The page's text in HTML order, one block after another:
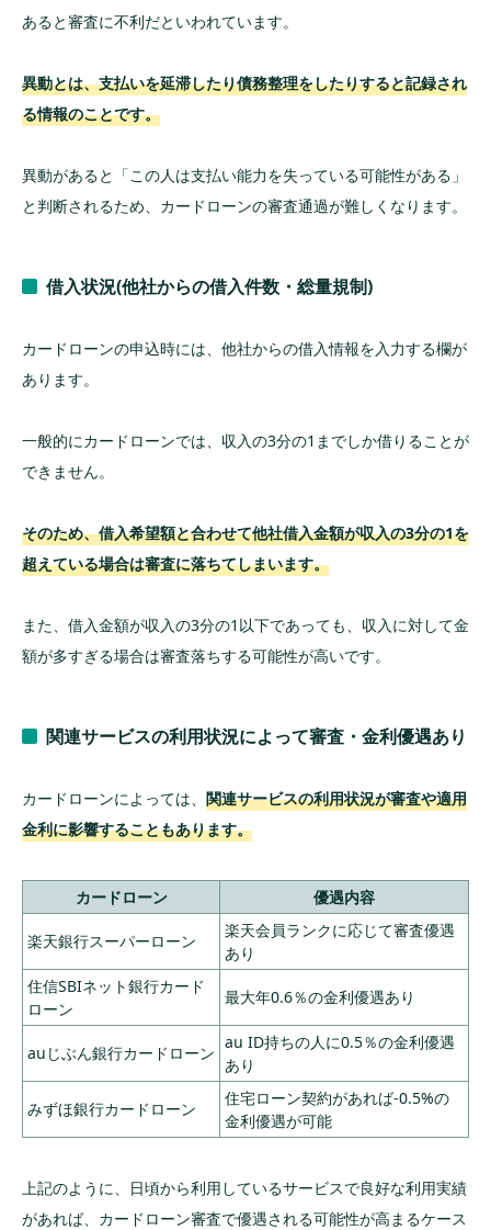
あると審査に不利だといわれています。
異動とは、支払いを延滞したり債務整理をしたりすると記録され
る情報のことです。
異動があると「この人は支払い能力を失っている可能性がある」
と判断されるため、カードローンの審査通過が難しくなります。
借入状況(他社からの借入件数・総量規制)
カードローンの申込時には、他社からの借入情報を入力する欄が
あります。
一般的にカードローンでは、収入の3分の1までしか借りることが
できません。
そのため、借入希望額と合わせて他社借入金額が収入の3分の1を
超えている場合は審査に落ちてしまいます。
また、借入金額が収入の3分の1以下であっても、収入に対して金
額が多すぎる場合は審査落ちする可能性が高いです。
関連サービスの利用状況によって審査・金利優遇あり
カードローンによっては、 関連サービスの利用状況が審査や適用
金利に影響することもあります。
カードローン 優遇内容
楽天銀行スーパーローン
楽天会員ランクに応じて審査優遇
あり
住信SBIネット銀行カード
ローン
最大年0.6％の金利優遇あり
auじぶん銀行カードローン
au ID持ちの人に0.5％の金利優遇
あり
みずほ銀行カードローン
住宅ローン契約があれば-0.5%の
金利優遇が可能
上記のように、日頃から利用しているサービスで良好な利用実績
があれば、カードローン審査で優遇される可能性が高まるケース